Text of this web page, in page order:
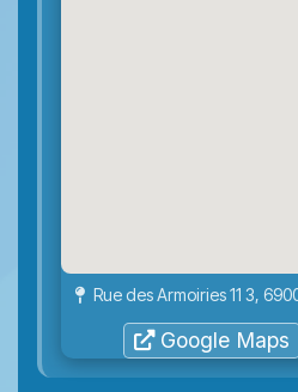
Rue des Armoiries 11 3,
Google Maps